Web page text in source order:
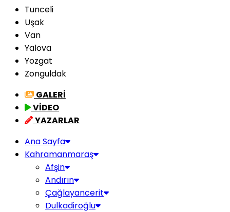
Tunceli
Uşak
Van
Yalova
Yozgat
Zonguldak
GALERİ
VİDEO
YAZARLAR
Ana Sayfa
Kahramanmaraş
Afşin
Andırın
Çağlayancerit
Dulkadiroğlu